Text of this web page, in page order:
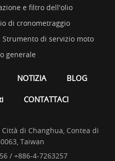
e filtro dell'olio
di cronometraggio
Strumento di servizio moto
generale
NOTIZIA BLOG
CONTATTACI
Città di Changhua, Contea di
Taiwan
/ +886-4-7263257